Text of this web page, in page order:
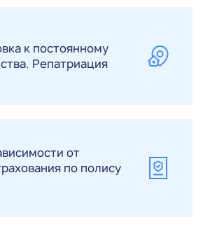
к постоянному
Репатриация
от
по полису